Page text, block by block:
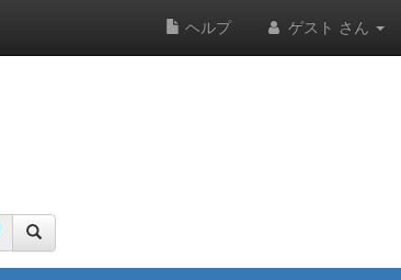
ヘルプ ゲスト さん